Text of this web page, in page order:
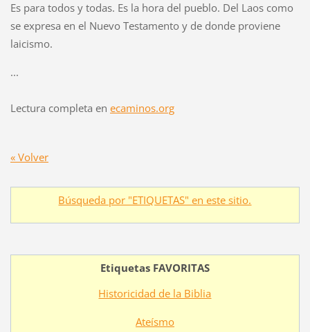
Es para todos y todas. Es la hora del pueblo. Del Laos como
se expresa en el Nuevo Testamento y de donde proviene
laicismo.
...
Lectura completa en ecaminos.org
« Volver
Búsqueda por "ETIQUETAS" en este sitio.
Etiquetas FAVORITAS
Historicidad de la Biblia
Ateísmo